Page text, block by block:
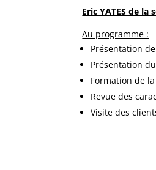
Eric YATES de la
Au programme :
Présentation
Présentation
Formation de
Revue des
Visite des